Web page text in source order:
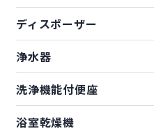
ディスポーザー
浄水器
洗浄機能付便座
浴室乾燥機